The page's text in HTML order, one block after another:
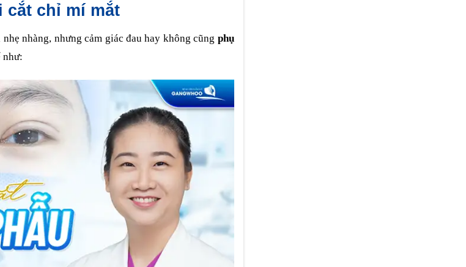
cắt chỉ mí mắt
nhàng, nhưng cảm giác đau hay không cũng phụ
như: